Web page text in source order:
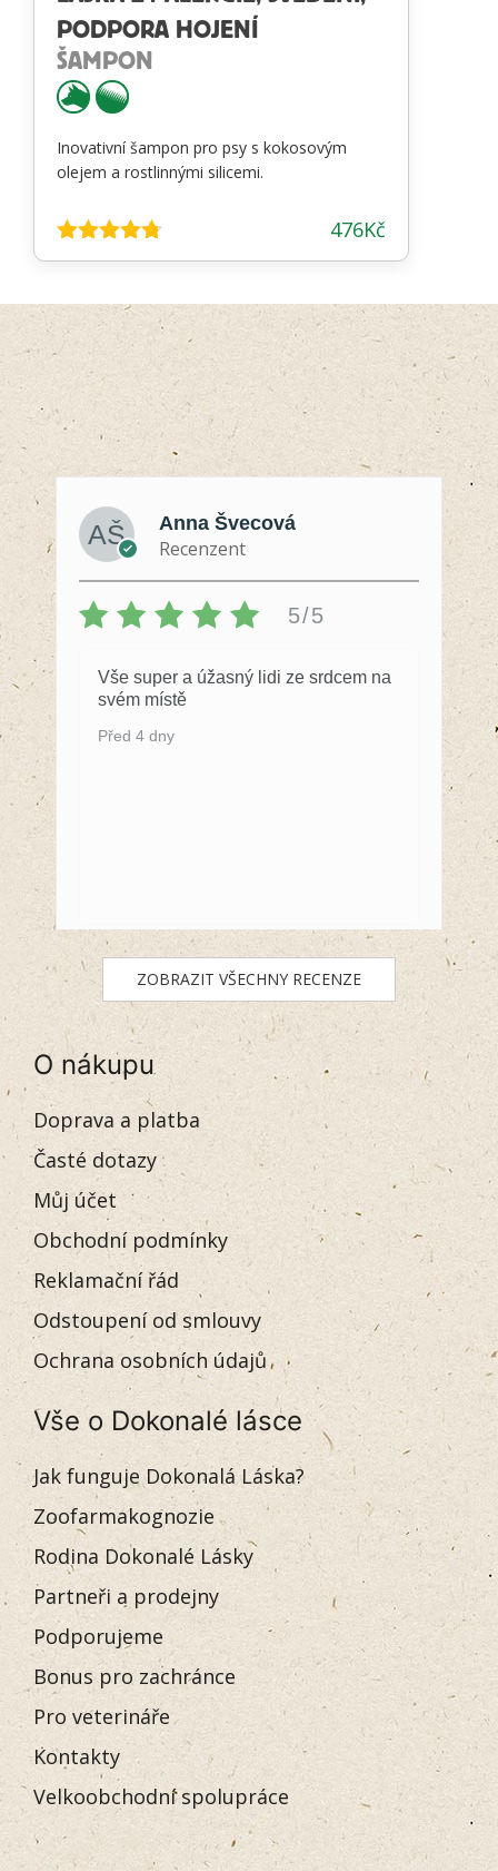
PODPORA HOJENÍ
ŠAMPON
Inovativní šampon pro psy s kokosovým
olejem a rostlinnými silicemi.
Hodnocení
476Kč
Anna Švecová
Recenzent
5/5
Vše super a úžasný lidi ze srdcem na
svém místě
Před 4 dny
ZOBRAZIT VŠECHNY RECENZE
O nákupu
Doprava a platba
Časté dotazy
Můj účet
Obchodní podmínky
Reklamační řád
Odstoupení od smlouvy
Ochrana osobních údajů
Vše o Dokonalé lásce
Jak funguje Dokonalá Láska?
Zoofarmakognozie
Rodina Dokonalé Lásky
Partneři a prodejny
Podporujeme
Bonus pro zachránce
Pro veterináře
Kontakty
Velkoobchodní spolupráce